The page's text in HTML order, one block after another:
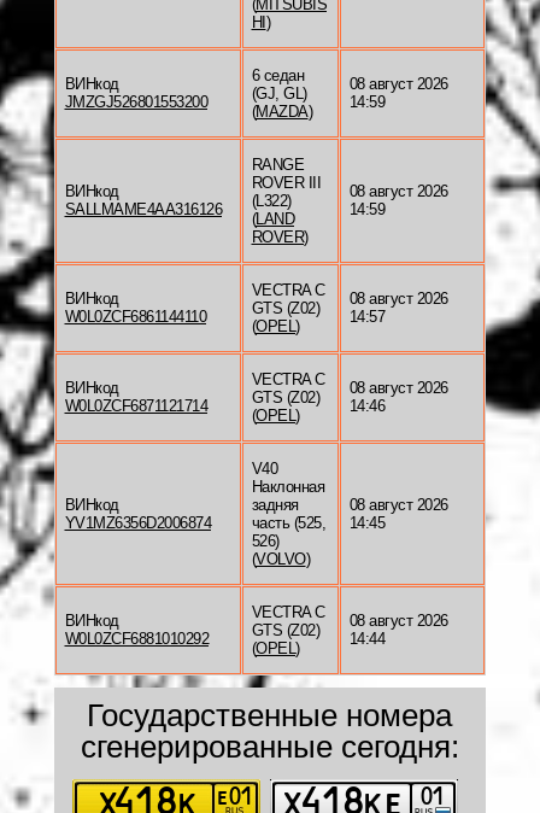
(MITSUBIS
HI )
ВИНкод
JMZGJ526801553200
6 седан
(GJ, GL)
(MAZDA)
08 август 2026
14:59
ВИНкод
SALLMAME4AA316126
RANGE
ROVER III
(L322)
(LAND
ROVER)
08 август 2026
14:59
ВИНкод
W0L0ZCF6861144110
VECTRA C
GTS (Z02)
(OPEL)
08 август 2026
14:57
ВИНкод
W0L0ZCF6871121714
VECTRA C
GTS (Z02)
(OPEL)
08 август 2026
14:46
ВИНкод
YV1MZ6356D2006874
V40
Наклонная
задняя
часть (525,
526)
(VOLVO)
08 август 2026
14:45
ВИНкод
W0L0ZCF6881010292
VECTRA C
GTS (Z02)
(OPEL)
08 август 2026
14:44
Государственные номера
сгенерированные сегодня: